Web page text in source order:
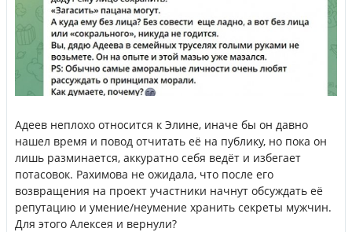
Адеев неплохо относится к Элине, иначе бы он давно
нашел время и повод отчитать её на публику, но пока он
лишь разминается, аккуратно себя ведёт и избегает
потасовок. Рахимова не ожидала, что после его
возвращения на проект участники начнут обсуждать её
репутацию и умение/неумение хранить секреты мужчин.
Для этого Алексея и вернули?